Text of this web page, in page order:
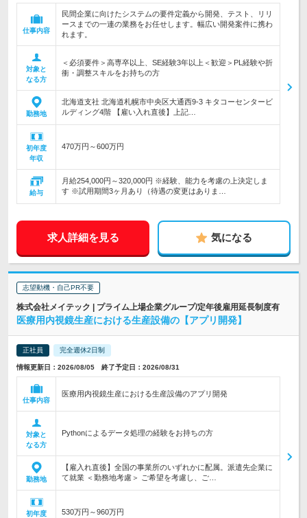
仕事内容
民間企業に向けたシステムの要件定義から開発、テスト、リリ
ースまでの一連の業務をお任せします。幅広い開発案件に携わ
れます。
対象と
なる方
＜必須要件＞高専卒以上、SE経験3年以上＜歓迎＞PL経験や折
衝・調整スキルをお持ちの方
勤務地
北海道支社 北海道札幌市中央区大通西9-3 キタコーセンタービ
ルディング4階 【雇い入れ直後】上記…
初年度
年収
470万円～600万円
給与
月給254,000円～320,000円 ※経験、能力を考慮の上決定しま
す ※試用期間3ヶ月あり（待遇の変更はありま…
求人詳細を見る 気になる
志望動機・自己PR不要
株式会社メイテック | プライム上場企業グループ/定年後雇用延長制度有
医療用内視鏡生産における生産設備の【アプリ開発】
正社員 完全週休2日制
情報更新日：2026/08/05 終了予定日：2026/08/31
仕事内容
医療用内視鏡生産における生産設備のアプリ開発
対象と
なる方
Pythonによるデータ処理の経験をお持ちの方
勤務地
【雇入れ直後】全国の事業所のいずれかに配属。派遣先企業に
て就業 ＜勤務地考慮＞ ご希望を考慮し、ご…
初年度
530万円～960万円